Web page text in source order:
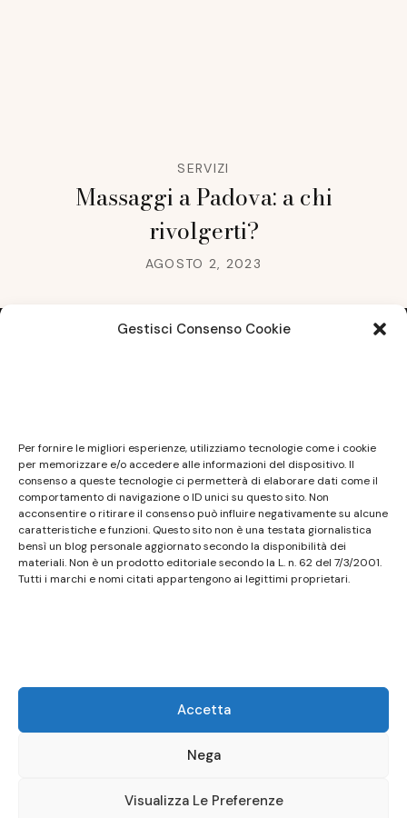
Gestisci Consenso Cookie
Per fornire le migliori esperienze, utilizziamo tecnologie come i cookie
per memorizzare e/o accedere alle informazioni del dispositivo. Il
consenso a queste tecnologie ci permetterà di elaborare dati come il
comportamento di navigazione o ID unici su questo sito. Non
acconsentire o ritirare il consenso può influire negativamente su alcune
caratteristiche e funzioni. Questo sito non è una testata giornalistica
bensì un blog personale aggiornato secondo la disponibilità dei
materiali. Non è un prodotto editoriale secondo la L. n. 62 del 7/3/2001.
Tutti i marchi e nomi citati appartengono ai legittimi proprietari.
Accetta
Nega
Visualizza Le Preferenze
SERVIZI
Massaggi a Padova: a chi
rivolgerti?
AGOSTO 2, 2023
non ha carattere periodico essendo aggiornato
secondo la disponibilità e la reperibilità dei materiali.
Pertanto non può essere considerato in alcun modo
un prodotto editoriale ai sensi della L. n. 62 del
7/3/2001. Tutti i marchi riportati appartengono ai
legittimi proprietari; marchi di terzi, nomi di prodotti,
tecnici, in totale rispetto della normativa europea.
Maggiori dettagli alla pagina: